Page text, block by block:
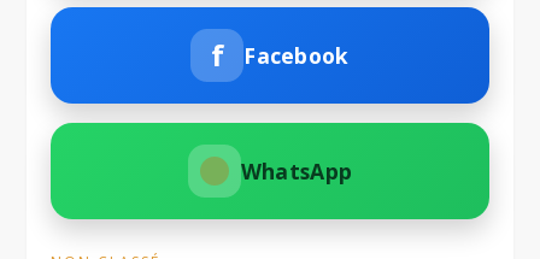
f Facebook
WhatsApp